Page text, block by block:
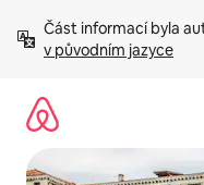
obsah
Část informací byla
v původním jazyce